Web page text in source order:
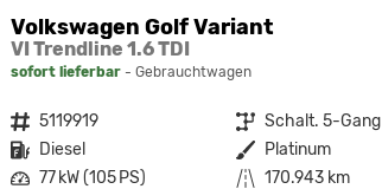
Volkswagen Golf Variant
VI Trendline 1.6 TDI
sofort lieferbar Gebrauchtwagen
Fahrzeugnr. 5119919 Getriebe Schalt. 5-Gang
Kraftstoff Diesel Außenfarbe Platinum
Leistung 77 kW (105 PS) Kilometerstand 170.943 km